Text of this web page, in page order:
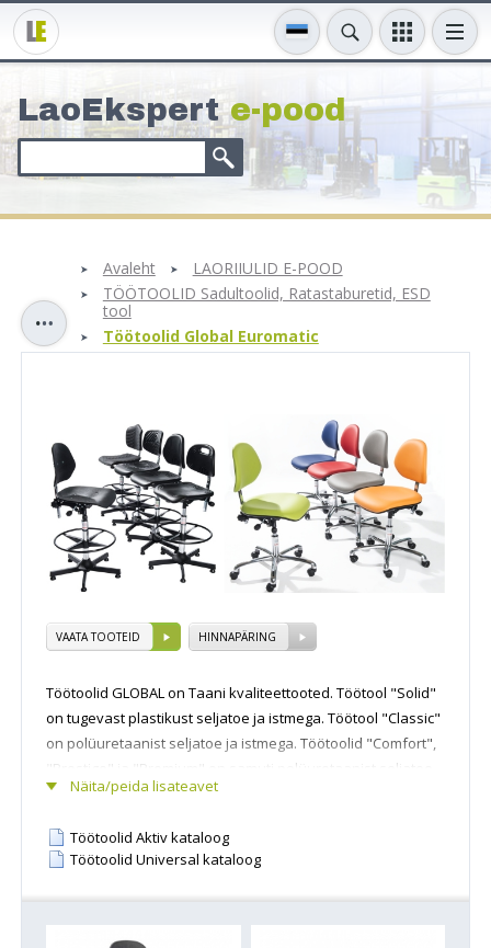
LaoEksperte-pood
Avaleht
LAORIIULID E-POOD
TÖÖTOOLID Sadultoolid, Ratastaburetid, ESD
tool
Töötoolid Global Euromatic
VAATA TOOTEID HINNAPÄRING
Näita/peida lisateavet
Töötoolid GLOBAL on Taani kvaliteettooted. Töötool "Solid"
on tugevast plastikust seljatoe ja istmega. Töötool "Classic"
on polüuretaanist seljatoe ja istmega. Töötoolid "Comfort",
"Prestige" ja "Premium" on samuti polüuretaanist seljatoe
ja istmega. Meie valikus on ka kangaga või kunstnahaga
iseloomust erineva kõrgusega. Kõrge töötool on varustatud
jalaringiga või jalatoega. Kõik töötoolid on varustatud
Töötoolid Aktiv kataloog
Töötoolid Universal kataloog